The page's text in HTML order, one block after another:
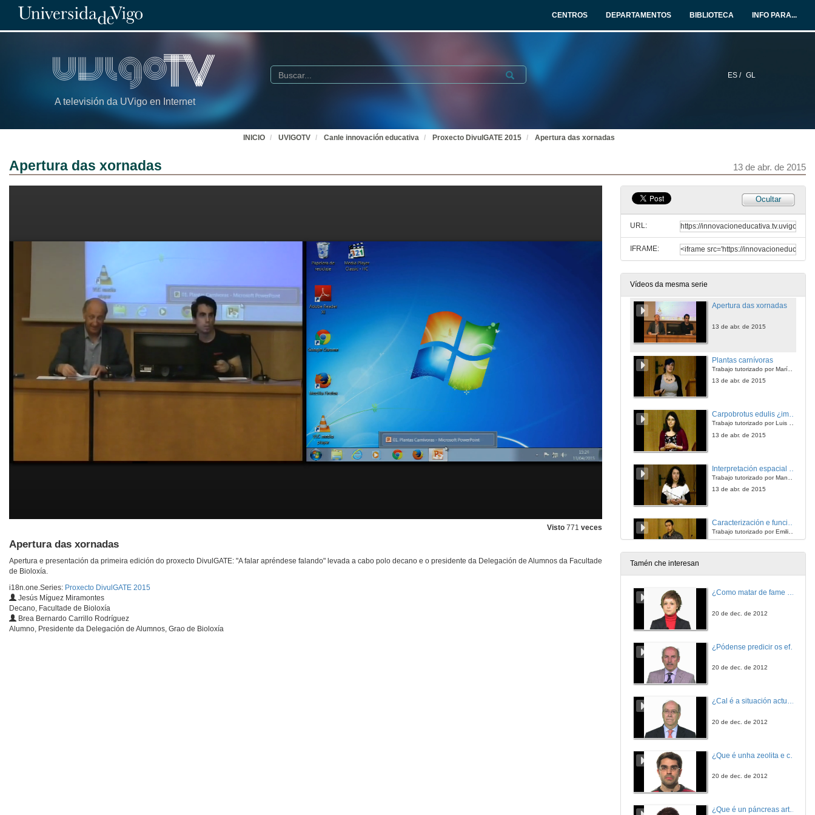
CENTROS DEPARTAMENTOS BIBLIOTECA INFO PARA...
A televisión da UVigo en Internet
ES / GL
Buscar Submit
INICIO UVIGOTV Canle innovación educativa Proxecto DivulGATE 2015 Apertura das xornadas
Apertura das xornadas 13 de abr. de 2015
Visto 771 veces
Apertura das xornadas
Apertura e presentación da primeira edición do proxecto DivulGATE: "A falar apréndese falando" levada a cabo polo decano e o presidente da Delegación de Alumnos da Facultade
de Bioloxía.
i18n.one.Series: Proxecto DivulGATE 2015
Jesús Míguez Miramontes
Decano, Facultade de Bioloxía
Brea Bernardo Carrillo Rodríguez
Alumno, Presidente da Delegación de Alumnos, Grao de Bioloxía
Ocultar
URL:
IFRAME:
Vídeos da mesma serie
Apertura das xornadas
13 de abr. de 2015
Plantas carnívoras
Trabajo tutorizado por María Luisa Castro Cerceda
13 de abr. de 2015
Carpobrotus edulis ¿impide a xerminación de plantas nativas? Deseño experimental
Trabajo tutorizado por Luis González Rodríguez
13 de abr. de 2015
Trabajo tutorizado por Manuel Megías Pacheco
13 de abr. de 2015
Caracterización e funcionalidade do enzima málico
Trabajo tutorizado por Emilio Gil Martín
Inventario comparativo de atraentes
14 de abr. de 2015
14 de abr. de 2015
14 de abr. de 2015
14 de abr. de 2015
Tamén che interesan
¿Como matar de fame as bacterias?
20 de dec. de 2012
¿Pódense predicir os efectos polo achegamento á Terra dos asteroides?
20 de dec. de 2012
¿Cal é a situación actual do consumo cinematográfico?
20 de dec. de 2012
20 de dec. de 2012
¿Que é un páncreas artificial?